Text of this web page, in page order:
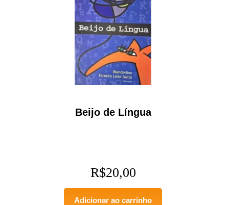
Beijo de Língua
R$20,00
Adicionar ao carrinho